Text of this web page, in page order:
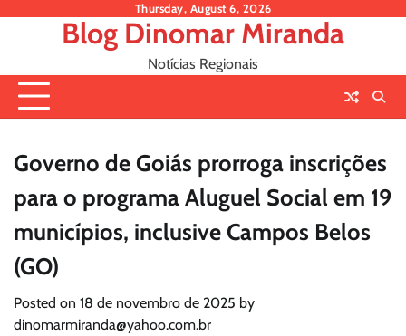
Thursday, August 6, 2026
Blog Dinomar Miranda
Notícias Regionais
Governo de Goiás prorroga inscrições
para o programa Aluguel Social em 19
municípios, inclusive Campos Belos
(GO)
Posted on 18 de novembro de 2025 by
dinomarmiranda@yahoo.com.br